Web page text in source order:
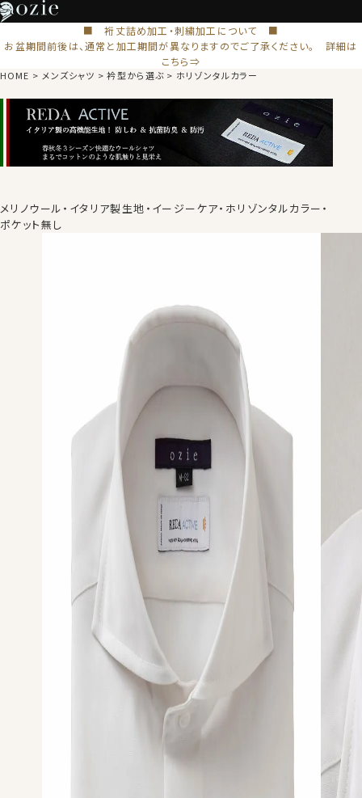
■ 裄丈詰め加工・刺繍加工について ■
お盆期間前後は、通常と加工期間が異なりますのでご了承ください。 詳細は
こちら⇒
HOME メンズシャツ 衿型から選ぶ ホリゾンタルカラー
メリノウール・イタリア製生地・イージーケア・ホリゾンタルカラー・
ポケット無し